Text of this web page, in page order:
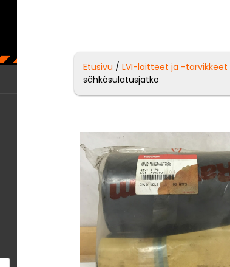
Etusivu /LVI-laitteet ja -tarvikkeet
sähkösulatusjatko